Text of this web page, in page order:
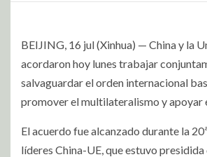
BEIJING, 16 jul (Xinhua) — China y la
acordaron hoy lunes trabajar
salvaguardar el orden internacional
promover el multilateralismo y apoyar
El acuerdo fue alcanzado durante la
líderes China-UE, que estuvo